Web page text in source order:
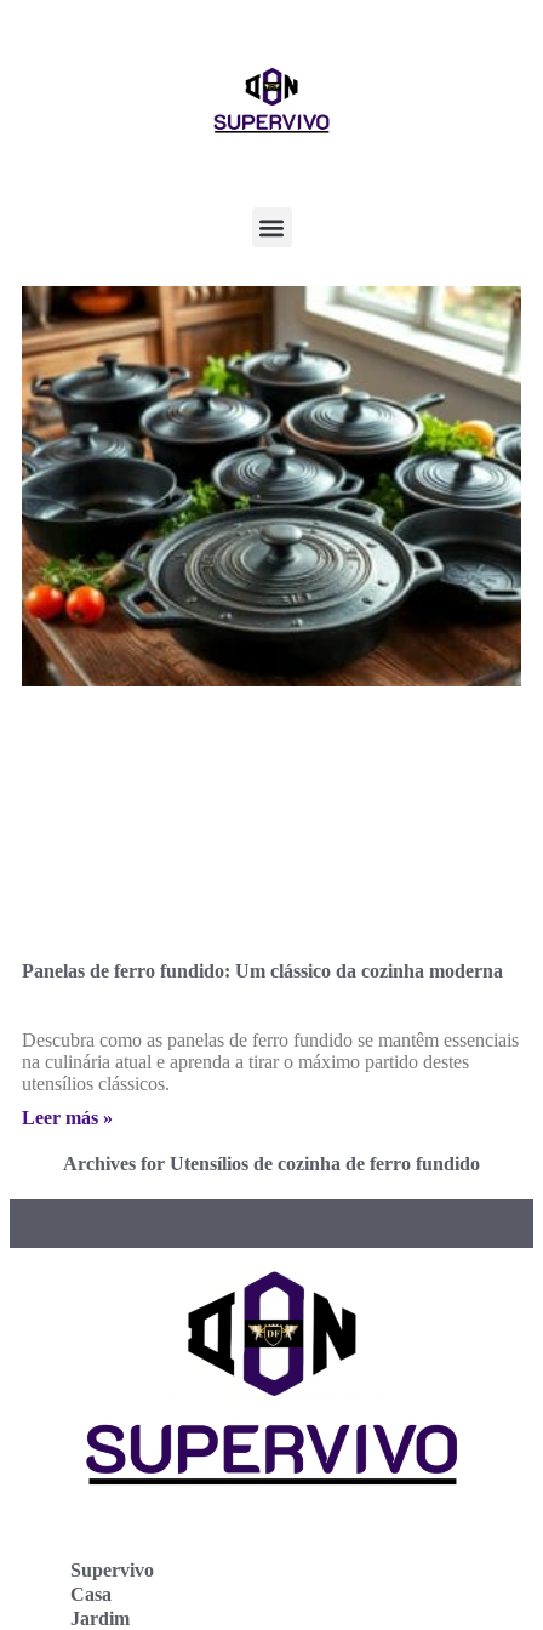
Panelas de ferro fundido: Um clássico da cozinha moderna
Descubra como as panelas de ferro fundido se mantêm essenciais
na culinária atual e aprenda a tirar o máximo partido destes
utensílios clássicos.
Leer más »
Archives for Utensílios de cozinha de ferro fundido
Supervivo
Casa
Jardim